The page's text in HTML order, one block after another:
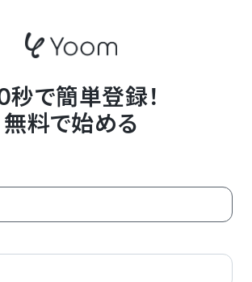
秒で簡単登録！
無料で始める